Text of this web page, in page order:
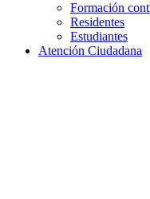
Formación
Residentes
Estudiantes
Atención Ciudadana